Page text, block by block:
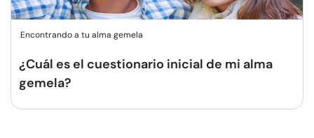
Encontrando a tu alma gemela
¿Cuál es el cuestionario inicial de mi alma
gemela?